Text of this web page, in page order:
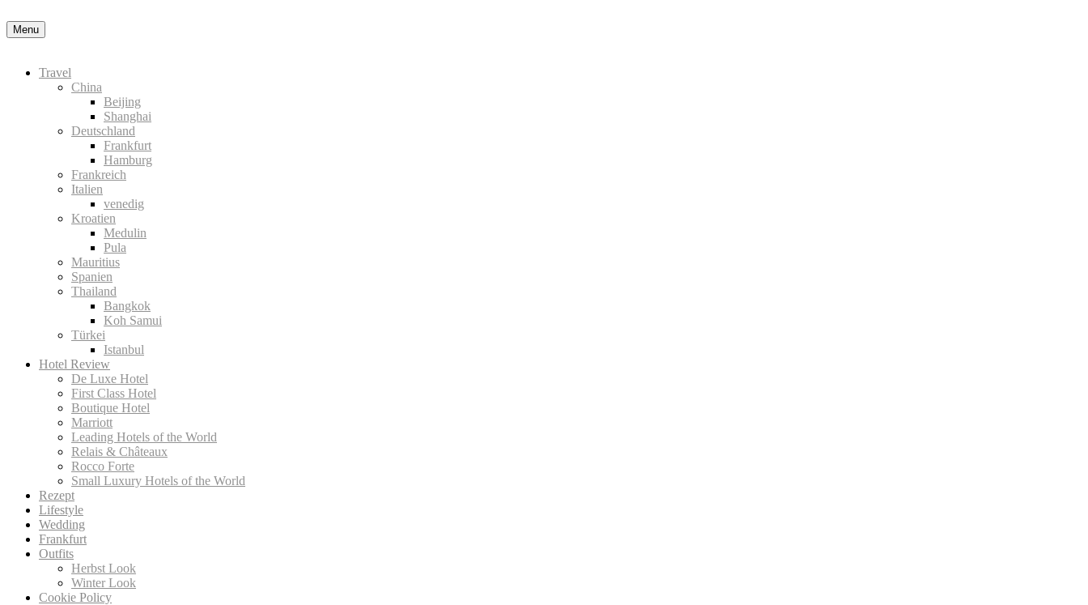
Menu
Travel
China
Beijing
Shanghai
Deutschland
Frankfurt
Hamburg
Frankreich
Italien
venedig
Kroatien
Medulin
Pula
Mauritius
Spanien
Thailand
Bangkok
Koh Samui
Türkei
Istanbul
Hotel Review
De Luxe Hotel
First Class Hotel
Boutique Hotel
Marriott
Leading Hotels of the World
Relais & Châteaux
Rocco Forte
Small Luxury Hotels of the World
Rezept
Lifestyle
Wedding
Frankfurt
Outfits
Herbst Look
Winter Look
Cookie Policy